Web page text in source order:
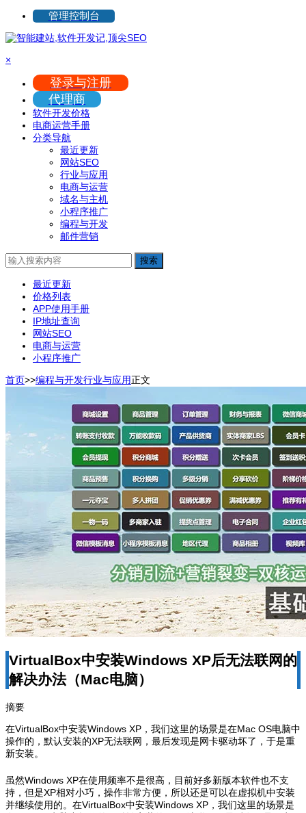
管理控制台
×
登录与注册
代理商
软件开发价格
电商运营手册
分类导航
最近更新
网站SEO
行业与应用
电商与运营
域名与主机
小程序推广
编程与开发
邮件营销
搜索
最近更新
价格列表
APP使用手册
IP地址查询
网站SEO
电商与运营
小程序推广
首页>>编程与开发行业与应用正文
VirtualBox中安装Windows XP后无法联网的
解决办法（Mac电脑）
摘要
在VirtualBox中安装Windows XP，我们这里的场景是在Mac OS电脑中
操作的，默认安装的XP无法联网，最后发现是网卡驱动坏了，于是重
新安装。
虽然Windows XP在使用频率不是很高，目前好多新版本软件也不支
持，但是XP相对小巧，操作非常方便，所以还是可以在虚拟机中安装
并继续使用的。在VirtualBox中安装Windows XP，我们这里的场景是